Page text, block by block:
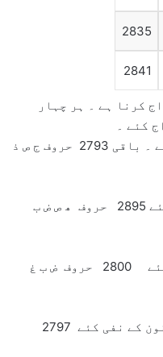
2835
2841
کرنا ہے ۔ ہر چہار
کئے ۔
خانہ اول 2834سے 41 عدد نفی کئے ۔ باقی 2793 حروف ج ص ذ
خانہ دوم : 2836سے 41 عدد نفی کئے 2895 حروف ھ ص ض ب
خانہ سوم 2841 سے 41 عدد نفی کئے 2800 حروف ض ب غ